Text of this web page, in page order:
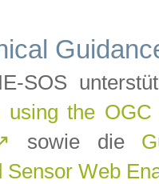
SOS
using the
sowie die
Sensor Web